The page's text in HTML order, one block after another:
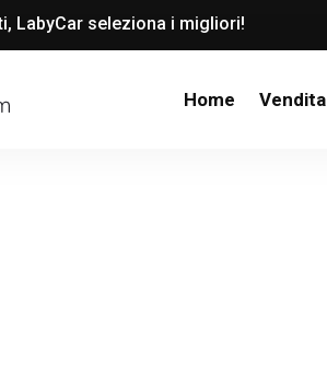
LabyCar seleziona i migliori!
Home Vendita